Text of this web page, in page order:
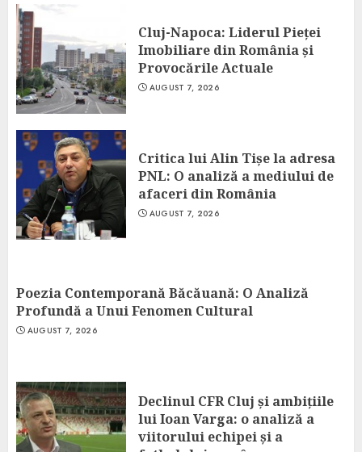
Cluj-Napoca: Liderul Pieței
Imobiliare din România și
Provocările Actuale
AUGUST 7, 2026
Critica lui Alin Tișe la adresa
PNL: O analiză a mediului de
afaceri din România
AUGUST 7, 2026
Poezia Contemporană Băcăuană: O Analiză
Profundă a Unui Fenomen Cultural
AUGUST 7, 2026
Declinul CFR Cluj și ambițiile
lui Ioan Varga: o analiză a
viitorului echipei și a